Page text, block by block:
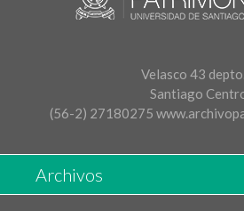
Velasco 43
Santiago
(56-2) 27180275
Archivos